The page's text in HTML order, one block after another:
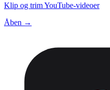
Klip og trim YouTube-videoer
Åben →